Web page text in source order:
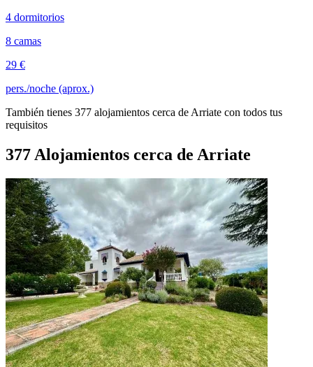
4 dormitorios
8 camas
29 €
pers./noche (aprox.)
También tienes 377 alojamientos cerca de Arriate con todos tus
requisitos
377 Alojamientos cerca de Arriate